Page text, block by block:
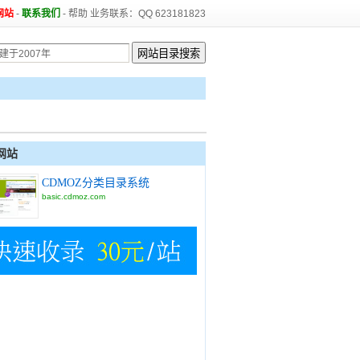
站 - 联系我们 - 帮助 业务联系：QQ 623181823
站
CDMOZ分类目录系统
basic.cdmoz.com